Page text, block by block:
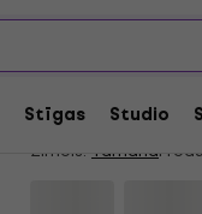
Stīgas Studio
Yamaha HS4
4,85 16 x
Zīmols: Yamaha